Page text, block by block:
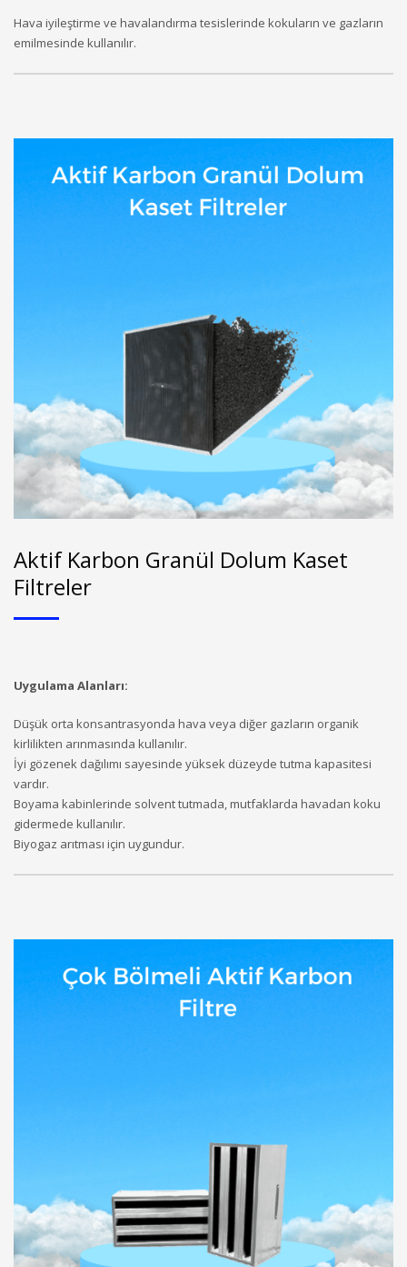
Hava iyileştirme ve havalandırma tesislerinde kokuların ve gazların
emilmesinde kullanılır.
Aktif Karbon Granül Dolum Kaset
Filtreler
Uygulama Alanları:
Düşük orta konsantrasyonda hava veya diğer gazların organik
kirlilikten arınmasında kullanılır.
İyi gözenek dağılımı sayesinde yüksek düzeyde tutma kapasitesi
vardır.
Boyama kabinlerinde solvent tutmada, mutfaklarda havadan koku
gidermede kullanılır.
Biyogaz arıtması için uygundur.